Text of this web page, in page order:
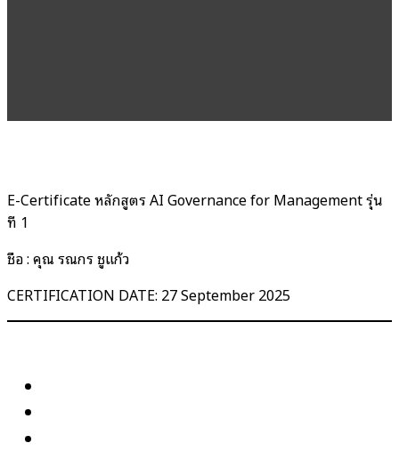
E-Certificate หลักสูตร AI Governance for Management รุ่น
ที่ 1
ชื่อ : คุณ รณกร ชูแก้ว
CERTIFICATION DATE: 27 September 2025